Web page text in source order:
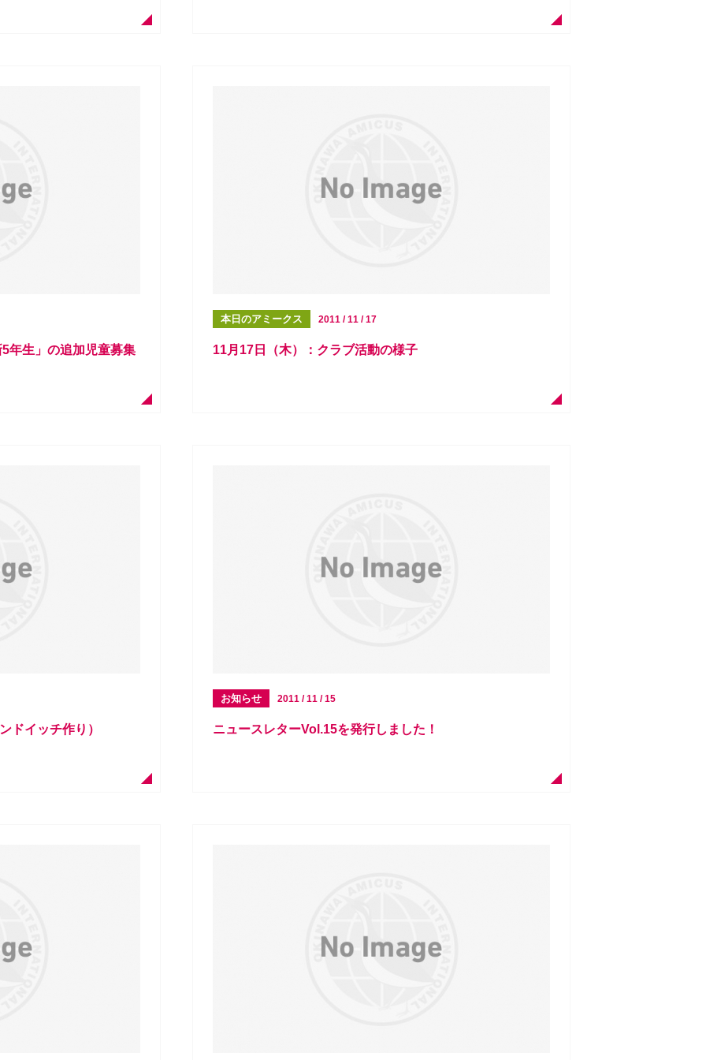
年生」の追加児童募集
本日のアミークス 2011 / 11 / 17
11月17日（木）：クラブ活動の様子
ドイッチ作り）
お知らせ 2011 / 11 / 15
ニュースレターVol.15を発行しました！